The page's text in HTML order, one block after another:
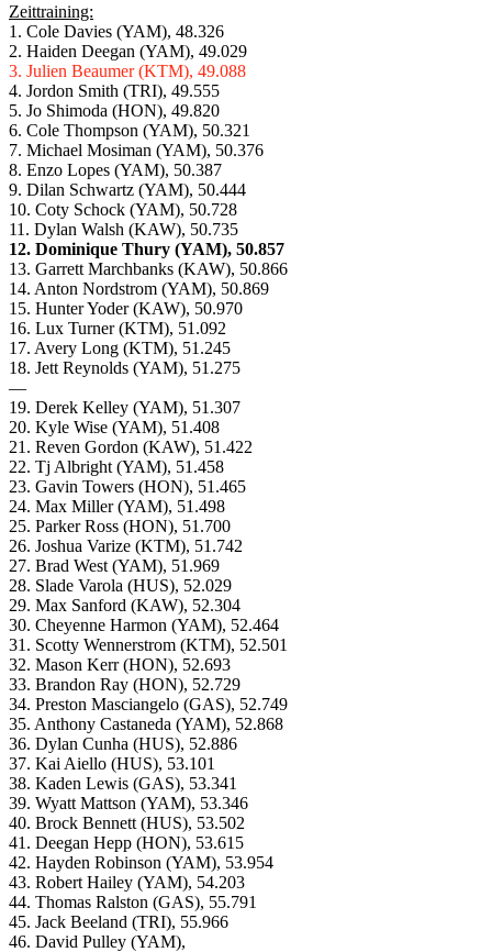
Zeittraining:
1. Cole Davies (YAM), 48.326
2. Haiden Deegan (YAM), 49.029
3. Julien Beaumer (KTM), 49.088
4. Jordon Smith (TRI), 49.555
5. Jo Shimoda (HON), 49.820
6. Cole Thompson (YAM), 50.321
7. Michael Mosiman (YAM), 50.376
8. Enzo Lopes (YAM), 50.387
9. Dilan Schwartz (YAM), 50.444
10. Coty Schock (YAM), 50.728
11. Dylan Walsh (KAW), 50.735
12. Dominique Thury (YAM), 50.857
13. Garrett Marchbanks (KAW), 50.866
14. Anton Nordstrom (YAM), 50.869
15. Hunter Yoder (KAW), 50.970
16. Lux Turner (KTM), 51.092
17. Avery Long (KTM), 51.245
18. Jett Reynolds (YAM), 51.275
—
19. Derek Kelley (YAM), 51.307
20. Kyle Wise (YAM), 51.408
21. Reven Gordon (KAW), 51.422
22. Tj Albright (YAM), 51.458
23. Gavin Towers (HON), 51.465
24. Max Miller (YAM), 51.498
25. Parker Ross (HON), 51.700
26. Joshua Varize (KTM), 51.742
27. Brad West (YAM), 51.969
28. Slade Varola (HUS), 52.029
29. Max Sanford (KAW), 52.304
30. Cheyenne Harmon (YAM), 52.464
31. Scotty Wennerstrom (KTM), 52.501
32. Mason Kerr (HON), 52.693
33. Brandon Ray (HON), 52.729
34. Preston Masciangelo (GAS), 52.749
35. Anthony Castaneda (YAM), 52.868
36. Dylan Cunha (HUS), 52.886
37. Kai Aiello (HUS), 53.101
38. Kaden Lewis (GAS), 53.341
39. Wyatt Mattson (YAM), 53.346
40. Brock Bennett (HUS), 53.502
41. Deegan Hepp (HON), 53.615
42. Hayden Robinson (YAM), 53.954
43. Robert Hailey (YAM), 54.203
44. Thomas Ralston (GAS), 55.791
45. Jack Beeland (TRI), 55.966
46. David Pulley (YAM),